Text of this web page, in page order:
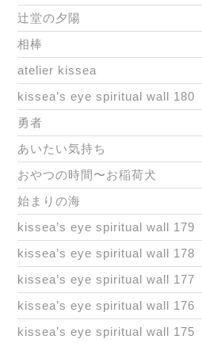
辻堂の夕陽
相棒
atelier kissea
kissea’s eye spiritual wall 180
勇者
あいたい気持ち
おやつの時間〜お稲荷犬
始まりの海
kissea’s eye spiritual wall 179
kissea’s eye spiritual wall 178
kissea’s eye spiritual wall 177
kissea’s eye spiritual wall 176
kissea’s eye spiritual wall 175